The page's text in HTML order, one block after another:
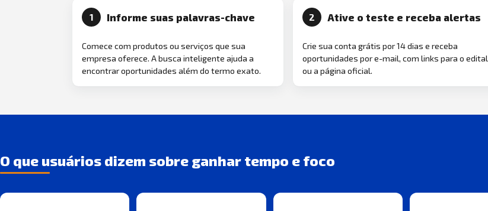
1 Informe suas palavras-chave
Comece com produtos ou serviços que sua
empresa oferece. A busca inteligente ajuda a
encontrar oportunidades além do termo exato.
2 Ative o teste e receba alertas
Crie sua conta grátis por 14 dias e receba
oportunidades por e-mail, com links para o edital
ou a página oficial.
O que usuários dizem sobre ganhar tempo e foco